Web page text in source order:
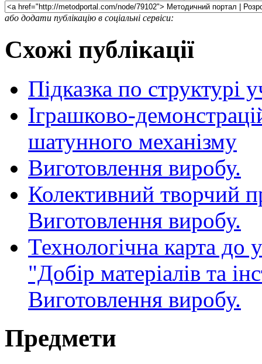
або додати публікацію в соціальні сервіси:
Схожі публікації
Підказка по структурі
Іграшково-
шатунного механізму
Виготовлення виробу.
Колективний творчий
Виготовлення виробу.
Технологічна карта до
"Добір матеріалів та
Виготовлення виробу.
Предмети